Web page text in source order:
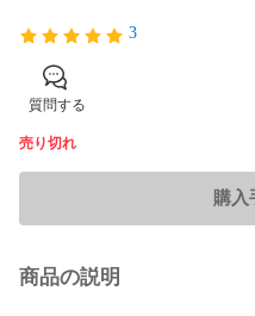
3
質問する
売り切れ
購入
商品の説明